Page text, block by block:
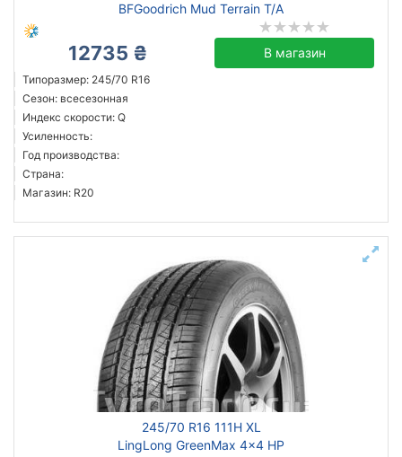
BFGoodrich Mud Terrain T/A
12735 ₴ В магазин
Типоразмер: 245/70 R16
Сезон: всесезонная
Индекс скорости: Q
Усиленность:
Год производства:
Страна:
Магазин: R20
245/70 R16 111H XL
LingLong GreenMax 4x4 HP